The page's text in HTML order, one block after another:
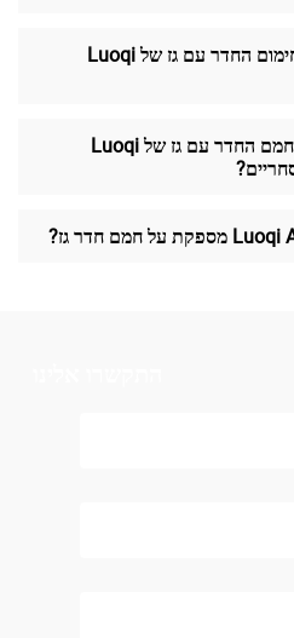
איזה תחזוקה נדרשת לחימום החדר עם גז של Luoqi
האם ניתן להשתמש במחמם החדר עם גז של Luoqi